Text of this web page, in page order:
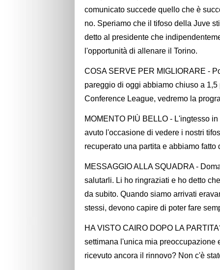
comunicato succede quello che è
no. Speriamo che il tifoso della Juve
detto al presidente che
l'opportunità di allenare il Torino.
COSA SERVE PER MIGLIORARE -
pareggio di oggi abbiamo chiuso a
Conference League, vedremo la
MOMENTO PIÙ BELLO - L'ingtesso
avuto l'occasione di vedere i nostri
recuperato una partita e abbiamo fatto
MESSAGGIO ALLA SQUADRA -
salutarli. Li ho ringraziati e ho detto
da subito. Quando siamo arrivati
stessi, devono capire di poter fare
HA VISTO CAIRO DOPO LA
settimana l'unica mia preoccupazione
ricevuto ancora il rinnovo? Non c'è